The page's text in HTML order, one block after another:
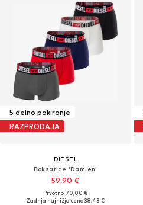
5 delno pakiranje
RAZPRODAJA
DIESEL
Boksarice 'Damien'
59,90 €
Prvotno: 70,00 €
Zadnja najnižja cena38,43 €